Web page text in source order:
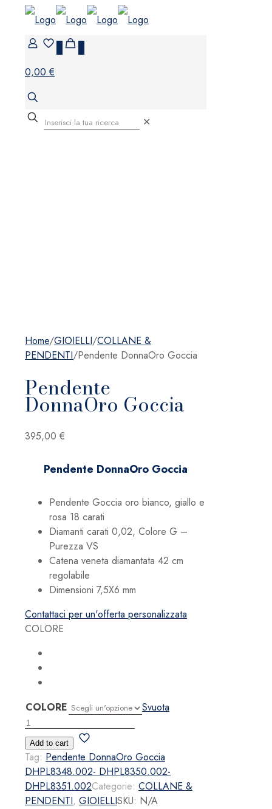
0,00 €
✕
Home/GIOIELLI/COLLANE &
PENDENTI/Pendente DonnaOro Goccia
Pendente
DonnaOro Goccia
395,00 €
Pendente DonnaOro Goccia
Pendente Goccia oro bianco, giallo e
rosa 18 carati
Diamanti carati 0,02, Colore G –
Purezza VS
Catena veneta diamantata 42 cm
regolabile
Dimensioni 7,5X6 mm
Contattaci per un'offerta personalizzata
COLORE
COLORE
Svuota
Pendente
DonnaOro
Goccia
quantità
Add to cart
Tag: Pendente DonnaOro Goccia
DHPL8348.002- DHPL8350.002-
DHPL8351.002Categorie: COLLANE &
PENDENTI, GIOIELLISKU: N/A